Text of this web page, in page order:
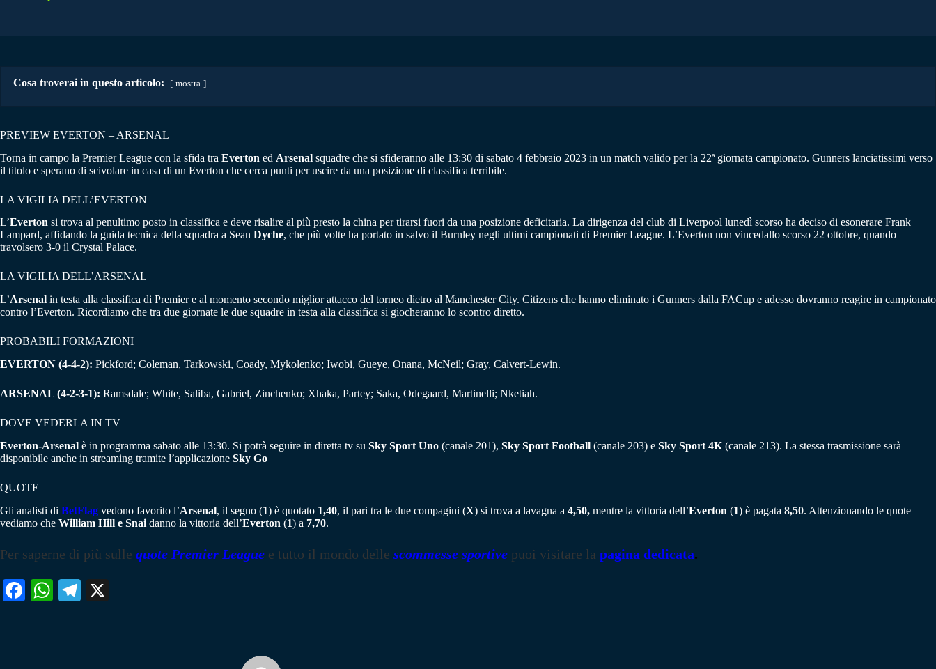
Cosa troverai in questo articolo: mostra
PREVIEW EVERTON – ARSENAL
Torna in campo la Premier League con la sfida tra Everton ed Arsenal squadre che si sfideranno alle 13:30 di sabato 4 febbraio 2023 in un match valido per la 22ª giornata campionato. Gunners lanciatissimi verso
il titolo e sperano di scivolare in casa di un Everton che cerca punti per uscire da una posizione di classifica terribile.
LA VIGILIA DELL’EVERTON
L’Everton si trova al penultimo posto in classifica e deve risalire al più presto la china per tirarsi fuori da una posizione deficitaria. La dirigenza del club di Liverpool lunedì scorso ha deciso di esonerare Frank
Lampard, affidando la guida tecnica della squadra a Sean Dyche, che più volte ha portato in salvo il Burnley negli ultimi campionati di Premier League. L’Everton non vincedallo scorso 22 ottobre, quando
travolsero 3-0 il Crystal Palace.
LA VIGILIA DELL’ARSENAL
L’Arsenal in testa alla classifica di Premier e al momento secondo miglior attacco del torneo dietro al Manchester City. Citizens che hanno eliminato i Gunners dalla FACup e adesso dovranno reagire in campionato
contro l’Everton. Ricordiamo che tra due giornate le due squadre in testa alla classifica si giocheranno lo scontro diretto.
PROBABILI FORMAZIONI
EVERTON (4-4-2): Pickford; Coleman, Tarkowski, Coady, Mykolenko; Iwobi, Gueye, Onana, McNeil; Gray, Calvert-Lewin.
ARSENAL (4-2-3-1): Ramsdale; White, Saliba, Gabriel, Zinchenko; Xhaka, Partey; Saka, Odegaard, Martinelli; Nketiah.
DOVE VEDERLA IN TV
Everton-Arsenal è in programma sabato alle 13:30. Si potrà seguire in diretta tv su Sky Sport Uno (canale 201), Sky Sport Football (canale 203) e Sky Sport 4K (canale 213). La stessa trasmissione sarà
disponibile anche in streaming tramite l’applicazione Sky Go
QUOTE
Gli analisti di BetFlag vedono favorito l’Arsenal, il segno (1) è quotato 1,40, il pari tra le due compagini (X) si trova a lavagna a 4,50, mentre la vittoria dell’Everton (1) è pagata 8,50. Attenzionando le quote
vediamo che William Hill e Snai danno la vittoria dell’Everton (1) a 7,70.
Per saperne di più sulle quote Premier League e tutto il mondo delle scommesse sportive puoi visitare la pagina dedicata.
Fa W
Te